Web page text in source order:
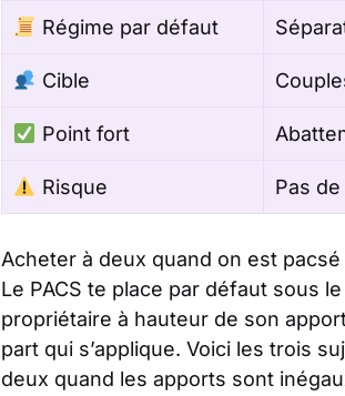
Régime par défaut
Cible
Point fort
Risque Pas
Acheter à deux quand on est
Le PACS te place par défaut sous
propriétaire à hauteur de son
part qui s’applique. Voici les trois
deux quand les apports sont